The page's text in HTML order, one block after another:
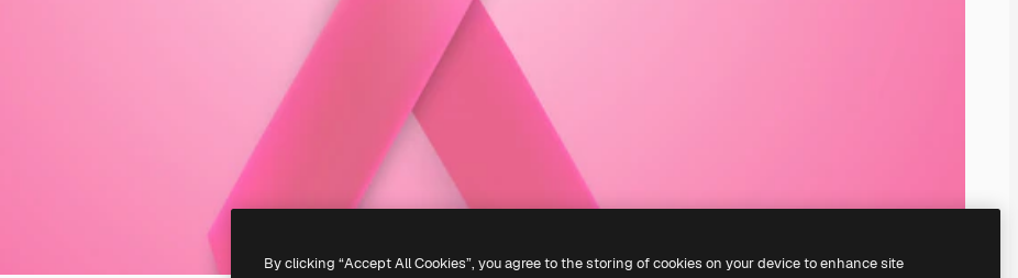
By clicking “Accept All Cookies”, you agree to the storing of cookies on your device to enhance site